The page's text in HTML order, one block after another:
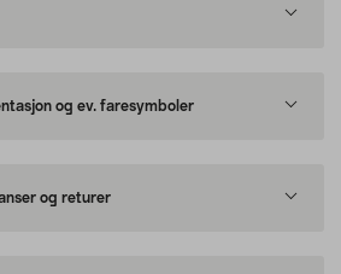
og ev. faresymboler
og returer